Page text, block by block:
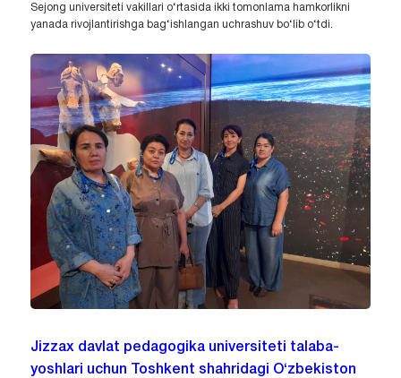
Sejong universiteti vakillari o‘rtasida ikki tomonlama hamkorlikni
yanada rivojlantirishga bag‘ishlangan uchrashuv bo‘lib o‘tdi.
Jizzax davlat pedagogika universiteti talaba-
yoshlari uchun Toshkent shahridagi O‘zbekiston